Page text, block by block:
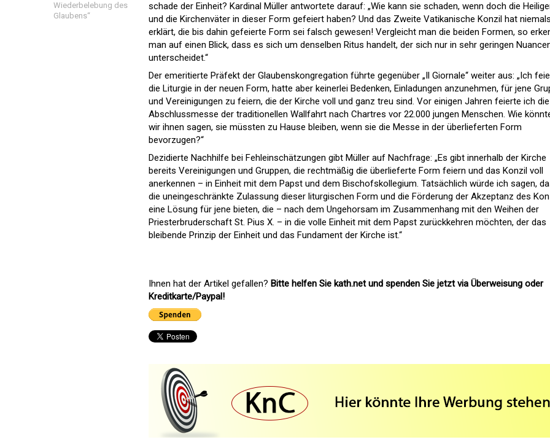
Wiederbelebung des
Glaubens“
schade der Einheit? Kardinal Müller antwortete darauf: „Wie kann sie schaden, wenn doch die
und die Kirchenväter in dieser Form gefeiert haben? Und das Zweite Vatikanische Konzil hat
erklärt, die bis dahin gefeierte Form sei falsch gewesen! Vergleicht man die beiden Formen, so
man auf einen Blick, dass es sich um denselben Ritus handelt, der sich nur in sehr geringen
unterscheidet.“
Der emeritierte Präfekt der Glaubenskongregation führte gegenüber „Il Giornale“ weiter aus: „Ich
die Liturgie in der neuen Form, hatte aber keinerlei Bedenken, Einladungen anzunehmen, für jene
und Vereinigungen zu feiern, die der Kirche voll und ganz treu sind. Vor einigen Jahren feierte ich die
Abschlussmesse der traditionellen Wallfahrt nach Chartres vor 22.000 jungen Menschen. Wie
wir ihnen sagen, sie müssten zu Hause bleiben, wenn sie die Messe in der überlieferten Form
bevorzugen?“
Dezidierte Nachhilfe bei Fehleinschätzungen gibt Müller auf Nachfrage: „Es gibt innerhalb der Kirche
bereits Vereinigungen und Gruppen, die rechtmäßig die überlieferte Form feiern und das Konzil voll
anerkennen – in Einheit mit dem Papst und dem Bischofskollegium. Tatsächlich würde ich sagen,
die uneingeschränkte Zulassung dieser liturgischen Form und die Förderung der Akzeptanz des
eine Lösung für jene bieten, die – nach dem Ungehorsam im Zusammenhang mit den Weihen der
Priesterbruderschaft St. Pius X. – in die volle Einheit mit dem Papst zurückkehren möchten, der das
bleibende Prinzip der Einheit und das Fundament der Kirche ist.“
Ihnen hat der Artikel gefallen? Bitte helfen Sie kath.net und spenden Sie jetzt via Überweisung oder
Kreditkarte/Paypal!